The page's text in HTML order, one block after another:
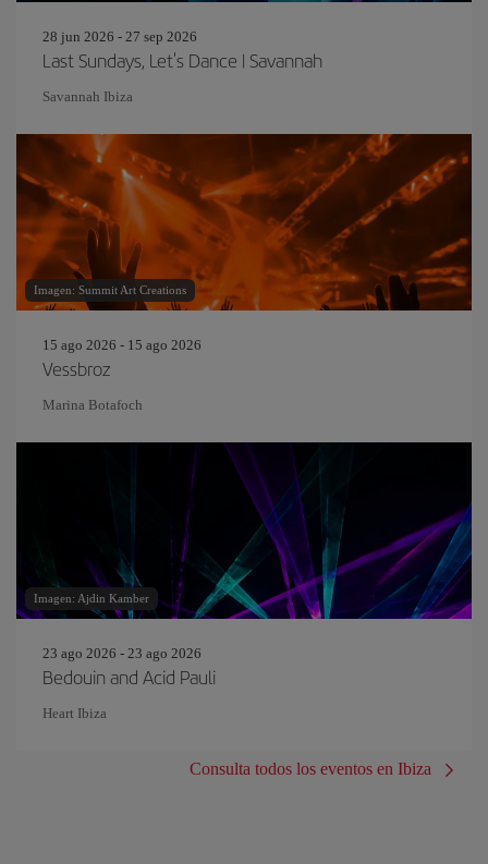
28 jun 2026 - 27 sep 2026
Last Sundays, Let's Dance | Savannah
Savannah Ibiza
Imagen: Summit Art Creations
15 ago 2026 - 15 ago 2026
Vessbroz
Marina Botafoch
Imagen: Ajdin Kamber
23 ago 2026 - 23 ago 2026
Bedouin and Acid Pauli
Heart Ibiza
Consulta todos los eventos en Ibiza